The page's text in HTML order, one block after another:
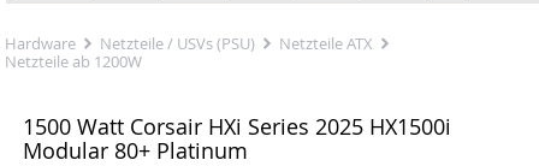
Hardware Netzteile / USVs (PSU)
Netzteile ATX
Netzteile ab 1200W
1500 Watt Corsair HXi Series 2025 HX1500i
Modular 80+ Platinum